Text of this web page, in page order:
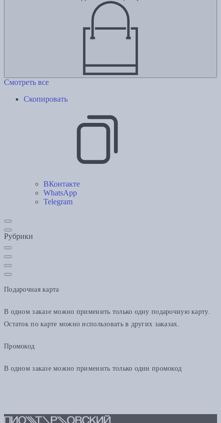
Смотреть все
Скопировать
ВКонтакте
WhatsApp
Telegram
Рубрики
Подарочная карта
В одном заказе можно применить только одну подарочную карту.
Остаток по карте можно использовать в других заказах.
Промокод
В одном заказе можно применить только один промокод